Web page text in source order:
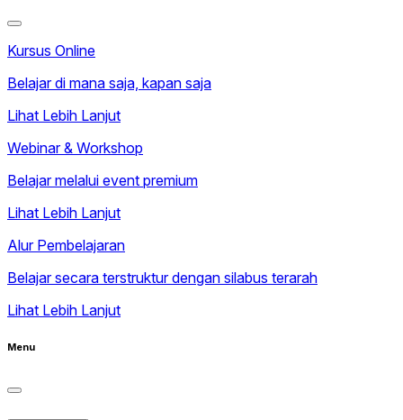
Kursus Online
Belajar di mana saja, kapan saja
Lihat Lebih Lanjut
Webinar & Workshop
Belajar melalui event premium
Lihat Lebih Lanjut
Alur Pembelajaran
Belajar secara terstruktur dengan silabus terarah
Lihat Lebih Lanjut
Menu